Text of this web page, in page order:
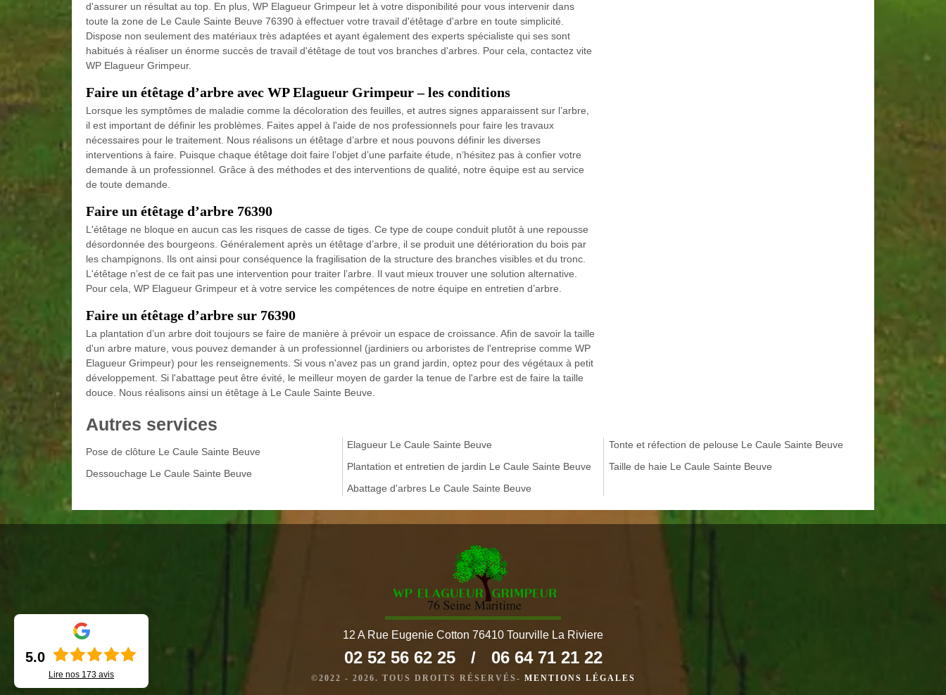
d'assurer un résultat au top. En plus, WP Elagueur Grimpeur let à votre disponibilité pour vous intervenir dans
toute la zone de Le Caule Sainte Beuve 76390 à effectuer votre travail d'étêtage d'arbre en toute simplicité.
Dispose non seulement des matériaux très adaptées et ayant également des experts spécialiste qui ses sont
habitués à réaliser un énorme succès de travail d'étêtage de tout vos branches d'arbres. Pour cela, contactez vite
WP Elagueur Grimpeur.
Faire un étêtage d’arbre avec WP Elagueur Grimpeur – les conditions
Lorsque les symptômes de maladie comme la décoloration des feuilles, et autres signes apparaissent sur l’arbre,
il est important de définir les problèmes. Faites appel à l'aide de nos professionnels pour faire les travaux
nécessaires pour le traitement. Nous réalisons un étêtage d’arbre et nous pouvons définir les diverses
interventions à faire. Puisque chaque étêtage doit faire l’objet d’une parfaite étude, n’hésitez pas à confier votre
demande à un professionnel. Grâce à des méthodes et des interventions de qualité, notre équipe est au service
de toute demande.
Faire un étêtage d’arbre 76390
L'étêtage ne bloque en aucun cas les risques de casse de tiges. Ce type de coupe conduit plutôt à une repousse
désordonnée des bourgeons. Généralement après un étêtage d’arbre, il se produit une détérioration du bois par
les champignons. Ils ont ainsi pour conséquence la fragilisation de la structure des branches visibles et du tronc.
L'étêtage n’est de ce fait pas une intervention pour traiter l’arbre. Il vaut mieux trouver une solution alternative.
Pour cela, WP Elagueur Grimpeur et à votre service les compétences de notre équipe en entretien d’arbre.
Faire un étêtage d’arbre sur 76390
La plantation d’un arbre doit toujours se faire de manière à prévoir un espace de croissance. Afin de savoir la taille
d'un arbre mature, vous pouvez demander à un professionnel (jardiniers ou arboristes de l'entreprise comme WP
Elagueur Grimpeur) pour les renseignements. Si vous n'avez pas un grand jardin, optez pour des végétaux à petit
développement. Si l'abattage peut être évité, le meilleur moyen de garder la tenue de l'arbre est de faire la taille
douce. Nous réalisons ainsi un étêtage à Le Caule Sainte Beuve.
Autres services
Pose de clôture Le Caule Sainte Beuve
Dessouchage Le Caule Sainte Beuve
Elagueur Le Caule Sainte Beuve
Plantation et entretien de jardin Le Caule Sainte Beuve
Abattage d'arbres Le Caule Sainte Beuve
Tonte et réfection de pelouse Le Caule Sainte Beuve
Taille de haie Le Caule Sainte Beuve
12 A Rue Eugenie Cotton 76410 Tourville La Riviere
02 52 56 62 25 / 06 64 71 21 22
©2022 - 2026. TOUS DROITS RÉSERVÉS- MENTIONS LÉGALES
5.0
Lire nos 173 avis